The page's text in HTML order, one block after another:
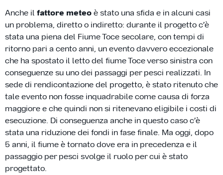
Anche il fattore meteoè stato una sfida e in alcuni casi
un problema, diretto o indiretto: durante il progetto c’è
stata una piena del Fiume Toce secolare, con tempi di
ritorno pari a cento anni, un evento davvero eccezionale
che ha spostato il letto del fiume Toce verso sinistra con
conseguenze su uno dei passaggi per pesci realizzati. In
sede di rendicontazione del progetto, è stato ritenuto che
tale evento non fosse inquadrabile come causa di forza
maggiore e che quindi non si ritenevano eligibile i costi di
esecuzione. Di conseguenza anche in questo caso c’è
stata una riduzione dei fondi in fase finale. Ma oggi, dopo
5 anni, il fiume è tornato dove era in precedenza e il
passaggio per pesci svolge il ruolo per cui è stato
progettato.